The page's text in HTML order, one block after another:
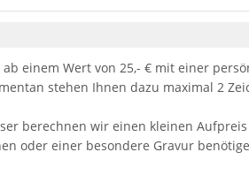
einem Wert von 25,- € mit einer
stehen Ihnen dazu maximal 2
berechnen wir einen kleinen Aufpreis
oder einer besondere Gravur